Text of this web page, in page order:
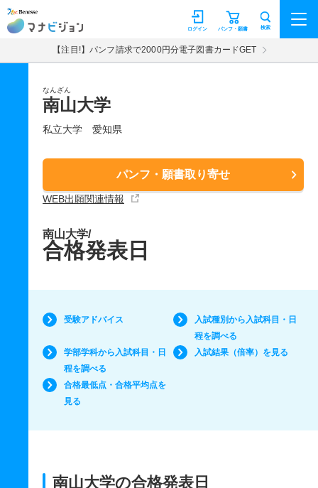
マナビジョン パンフ・願書
ログイン 検索
【注目!】パンフ請求で2000円分電子図書カードGET
なんざん
南山大学
私立大学 愛知県
パンフ・願書取り寄せ
WEB出願関連情報
南山大学/
合格発表日
受験アドバイス
入試種別から入試科目・日
程を調べる
学部学科から入試科目・日
程を調べる
入試結果（倍率）を見る
合格最低点・合格平均点を
見る
南山大学の合格発表日